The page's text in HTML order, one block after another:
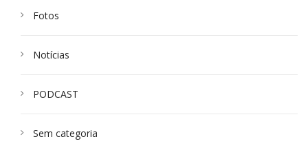
Fotos
Notícias
PODCAST
Sem categoria